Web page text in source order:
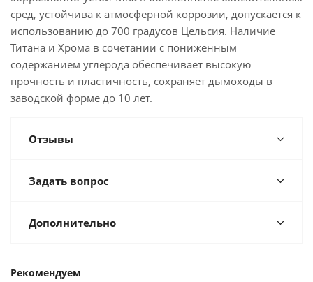
сред, устойчива к атмосферной коррозии, допускается к
использованию до 700 градусов Цельсия. Наличие
Титана и Хрома в сочетании с пониженным
содержанием углерода обеспечивает высокую
прочность и пластичность, сохраняет дымоходы в
заводской форме до 10 лет.
Отзывы
Задать вопрос
Дополнительно
Рекомендуем